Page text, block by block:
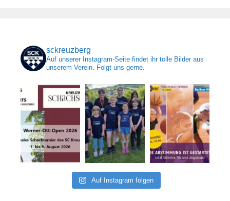
sckreuzberg
Auf unserer Instagram-Seite findet ihr tolle Bilder aus
unserem Verein. Folgt uns gerne.
Auf Instagram folgen